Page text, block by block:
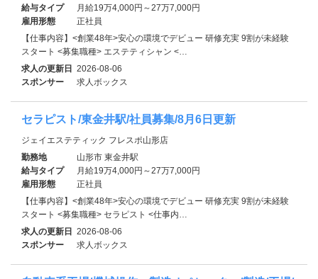
給与タイプ
月給19万4,000円～27万7,000円
雇用形態
正社員
【仕事内容】<創業48年>安心の環境でデビュー 研修充実 9割が未経験
スタート <募集職種> エステティシャン <…
求人の更新日 2026-08-06
スポンサー
求人ボックス
セラピスト/東金井駅/社員募集/8月6日更新
ジェイエステティック フレスポ山形店
勤務地
山形市 東金井駅
給与タイプ
月給19万4,000円～27万7,000円
雇用形態
正社員
【仕事内容】<創業48年>安心の環境でデビュー 研修充実 9割が未経験
スタート <募集職種> セラピスト <仕事内…
求人の更新日 2026-08-06
スポンサー
求人ボックス